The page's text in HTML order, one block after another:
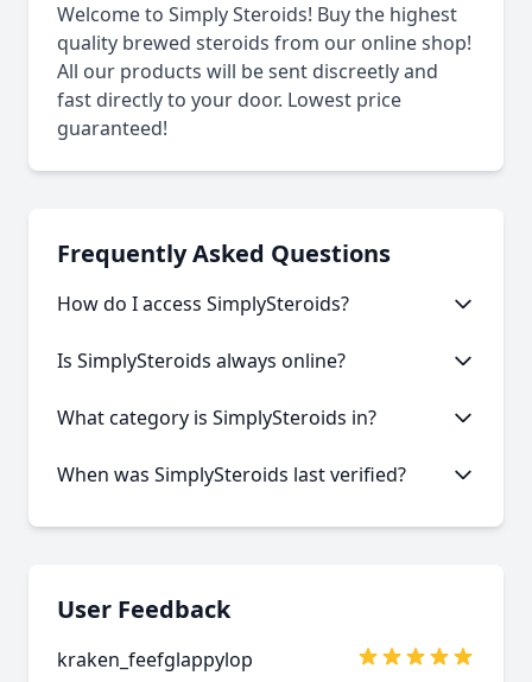
Welcome to Simply Steroids! Buy the highest
quality brewed steroids from our online shop!
All our products will be sent discreetly and
fast directly to your door. Lowest price
guaranteed!
Frequently Asked Questions
How do I access SimplySteroids?
access. Download the Tor Browser, then copy and
Is SimplySteroids always online?
experience occasional downtime. Our statistics
What category is SimplySteroids in?
on its content and services offered.
When was SimplySteroids last verified?
date.
User Feedback
kraken_feefglappylop